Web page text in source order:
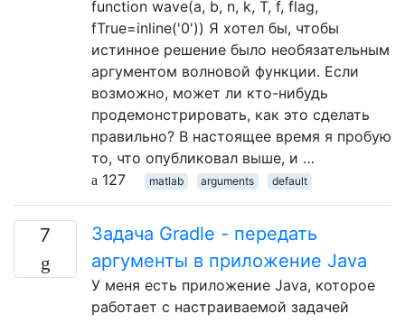
function wave(a, b, n, k, T, f, flag,
fTrue=inline('0')) Я хотел бы, чтобы
истинное решение было необязательным
аргументом волновой функции. Если
возможно, может ли кто-нибудь
продемонстрировать, как это сделать
правильно? В настоящее время я пробую
то, что опубликовал выше, и …
127
matlab arguments default
7
Задача Gradle - передать
аргументы в приложение Java
У меня есть приложение Java, которое
работает с настраиваемой задачей